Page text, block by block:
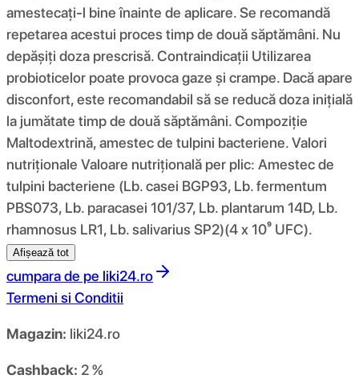
amestecați-l bine înainte de aplicare. Se recomandă
repetarea acestui proces timp de două săptămâni. Nu
depășiți doza prescrisă. Contraindicații Utilizarea
probioticelor poate provoca gaze și crampe. Dacă apare
disconfort, este recomandabil să se reducă doza inițială
la jumătate timp de două săptămâni. Compoziţie
Maltodextrină, amestec de tulpini bacteriene. Valori
nutriționale Valoare nutrițională per plic: Amestec de
tulpini bacteriene (Lb. casei BGP93, Lb. fermentum
PBS073, Lb. paracasei 101/37, Lb. plantarum 14D, Lb.
rhamnosus LR1, Lb. salivarius SP2)(4 x 10⁹ UFC).
Afișează tot
cumpara de pe liki24.ro
Termeni si Conditii
Magazin: liki24.ro
Cashback: 2 %